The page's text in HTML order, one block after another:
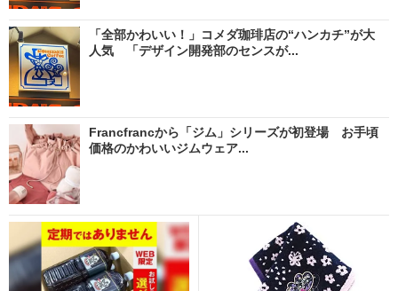
「全部かわいい！」コメダ珈琲店の“ハンカチ”が大
人気 「デザイン開発部のセンスが...
Francfrancから「ジム」シリーズが初登場 お手頃
価格のかわいいジムウェア...